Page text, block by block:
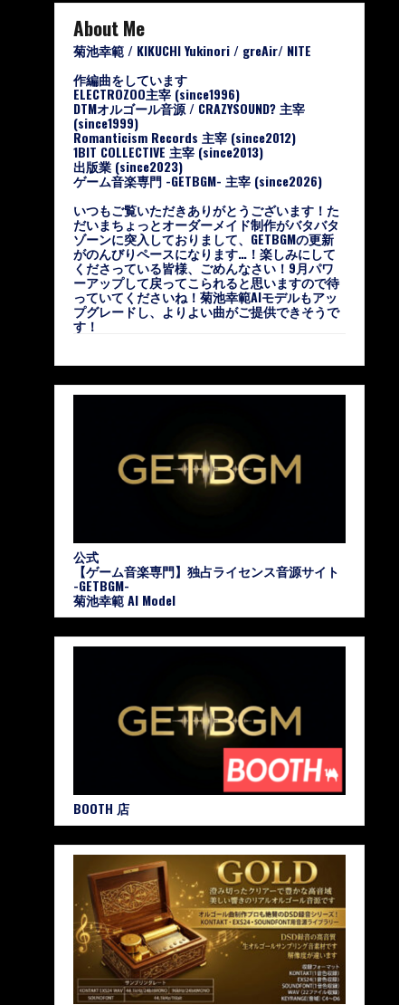
About Me
菊池幸範 / KIKUCHI Yukinori / greAir/ NITE
作編曲をしています
ELECTROZOO主宰 (since1996)
DTMオルゴール音源 / CRAZYSOUND? 主宰
(since1999)
Romanticism Records 主宰 (since2012)
1BIT COLLECTIVE 主宰 (since2013)
出版業 (since2023)
ゲーム音楽専門 -GETBGM- 主宰 (since2026)
いつもご覧いただきありがとうございます！た
だいまちょっとオーダーメイド制作がバタバタ
ゾーンに突入しておりまして、GETBGMの更新
がのんびりペースになります…！楽しみにして
くださっている皆様、ごめんなさい！9月パワ
ーアップして戻ってこられると思いますので待
っていてくださいね！菊池幸範AIモデルもアッ
プグレードし、よりよい曲がご提供できそうで
す！
公式
【ゲーム音楽専門】独占ライセンス音源サイト
-GETBGM-
菊池幸範 AI Model
BOOTH 店